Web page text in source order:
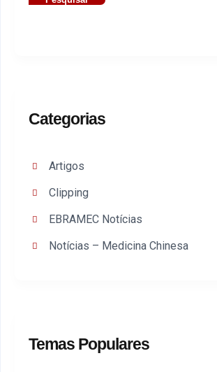
Categorias
Artigos
Clipping
EBRAMEC Notícias
Notícias – Medicina Chinesa
Temas Populares